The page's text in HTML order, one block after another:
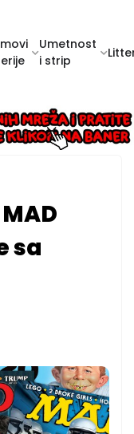
Umetnost
i strip
sa